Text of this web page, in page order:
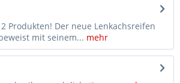
Produkten! Der neue Lenkachsreifen
mit seinem... mehr